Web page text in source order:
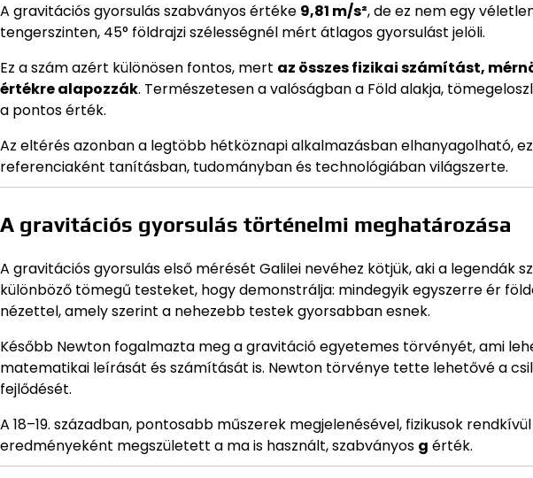
A gravitációs gyorsulás szabványos értéke 9,81 m/s², de ez nem egy
tengerszinten, 45° földrajzi szélességnél mért átlagos gyorsulást jelöli.
Ez a szám azért különösen fontos, mert az összes fizikai számítást,
értékre alapozzák. Természetesen a valóságban a Föld alakja,
a pontos érték.
Az eltérés azonban a legtöbb hétköznapi alkalmazásban elhanyagolható,
referenciaként tanításban, tudományban és technológiában világszerte.
A gravitációs gyorsulás történelmi meghatározása
A gravitációs gyorsulás első mérését Galilei nevéhez kötjük, aki a legendák
különböző tömegű testeket, hogy demonstrálja: mindegyik egyszerre ér
nézettel, amely szerint a nehezebb testek gyorsabban esnek.
Később Newton fogalmazta meg a gravitáció egyetemes törvényét, ami
matematikai leírását és számítását is. Newton törvénye tette lehetővé a
fejlődését.
A 18–19. században, pontosabb műszerek megjelenésével, fizikusok
eredményeként megszületett a ma is használt, szabványos g érték.